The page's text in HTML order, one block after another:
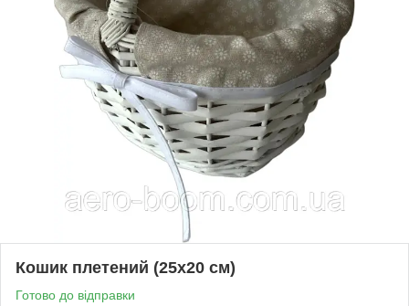
Кошик плетений (25х20 см)
Готово до відправки